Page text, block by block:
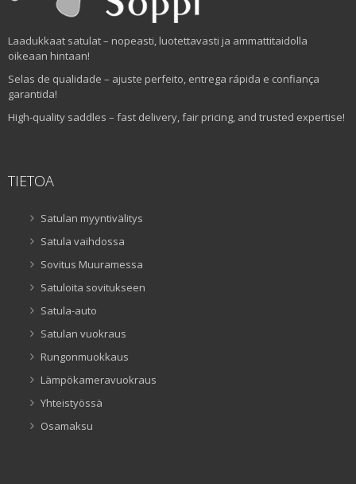
Laadukkaat satulat – nopeasti, luotettavasti ja ammattitaidolla
oikeaan hintaan!
Selas de qualidade – ajuste perfeito, entrega rápida e confiança
garantida!
High-quality saddles – fast delivery, fair pricing, and trusted expertise!
TIETOA
Satulan myyntivälitys
Satula vaihdossa
Sovitus Muuramessa
Satuloita sovitukseen
Satula-auto
Satulan vuokraus
Rungonmuokkaus
Lämpökameravuokraus
Yhteistyössä
Osamaksu